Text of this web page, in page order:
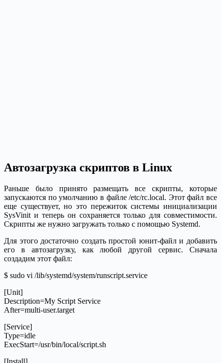
Автозагрузка скриптов в Linux
Раньше было принято размещать все скрипты, которые
запускаются по умолчанию в файле /etc/rc.local. Этот файл все
еще существует, но это пережиток системы инициализации
SysVinit и теперь он сохраняется только для совместимости.
Скрипты же нужно загружать только с помощью Systemd.
Для этого достаточно создать простой юнит-файл и добавить
его в автозагрузку, как любой другой сервис. Сначала
создадим этот файл:
$ sudo vi /lib/systemd/system/runscript.service
[Unit]
Description=My Script Service
After=multi-user.target
[Service]
Type=idle
ExecStart=/usr/bin/local/script.sh
[Install]